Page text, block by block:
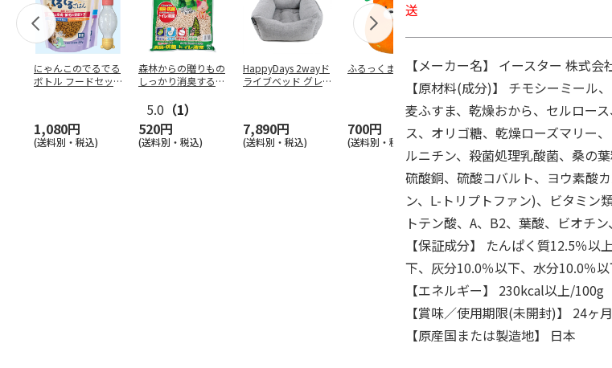
にゃんこのでるでる
ボトル フードセッ
1,080円
(送料別・税込)
森林からの贈りもの
しっかり消臭するひ
5.0 （1）
520円
(送料別・税込)
HappyDays 2wayド
ライブベッド グレ
7,890円
(送料別・税込)
ふるっくま みかん
700円
(送料別・税込)
デオトイレ 飛び散
らない消臭・抗菌サ
ンド 4L
1,320円
(送料別・税込)
獣医師開発
をとる砂専
イレ ナチュ
レー
1,550円
(送料別・税
送
【メーカー名】 イースター 株式会
【原材料(成分)】 チモシーミール
麦ふすま、乾燥おから、セルロー
ス、オリゴ糖、乾燥ローズマリー
ルニチン、殺菌処理乳酸菌、桑の
硫酸銅、硫酸コバルト、ヨウ素酸
ン、L-トリプトファン)、ビタミン
トテン酸、A、B2、葉酸、ビオチ
【保証成分】 たんぱく質12.5％
下、灰分10.0％以下、水分10.0％
【エネルギー】 230kcal以上/100g
【賞味／使用期限(未開封)】 24ヶ月
【原産国または製造地】 日本